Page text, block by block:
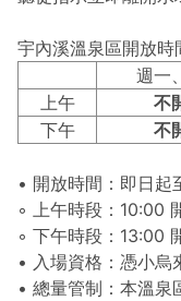
宇內溪溫泉區開放時
週一
上午
不
下午
不
• 開放時間：即日起
◦ 上午時段：10:00
◦ 下午時段：13:00
• 入場資格：憑小烏
• 總量管制：本溫泉